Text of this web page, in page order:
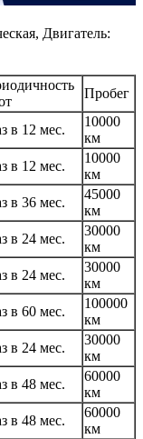
Двигатель:
Пробег
в 12 мес.
10000
км
в 12 мес.
10000
км
в 36 мес.
45000
км
в 24 мес.
30000
км
в 24 мес.
30000
км
в 60 мес.
100000
км
в 24 мес.
30000
км
в 48 мес.
60000
км
в 48 мес.
60000
км